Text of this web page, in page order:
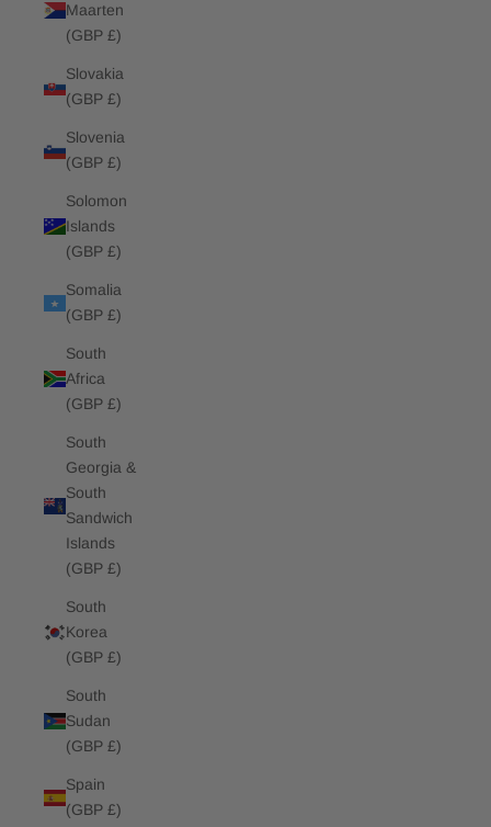
Maarten
(GBP £)
Slovakia
(GBP £)
Slovenia
(GBP £)
Solomon
Islands
(GBP £)
Somalia
(GBP £)
South
Africa
(GBP £)
South
Georgia &
South
Sandwich
Islands
(GBP £)
South
Korea
(GBP £)
South
Sudan
(GBP £)
Spain
(GBP £)